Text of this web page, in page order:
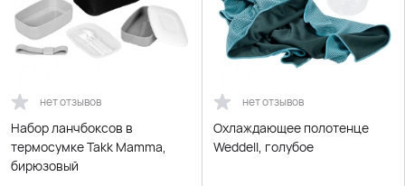
нет отзывов
Набор ланчбоксов в
термосумке Takk Mamma,
бирюзовый
нет отзывов
Охлаждающее полотенце
Weddell, голубое